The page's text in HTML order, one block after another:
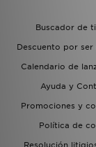
Buscador de
Descuento por ser
Calendario de
Ayuda y
Promociones y
Política de
Resolución